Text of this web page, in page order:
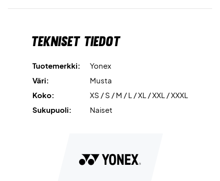
Tekniset tiedot
Tuotemerkki:
Yonex
Väri:
Musta
Koko:
XS / S / M / L / XL / XXL / XXXL
Sukupuoli:
Naiset